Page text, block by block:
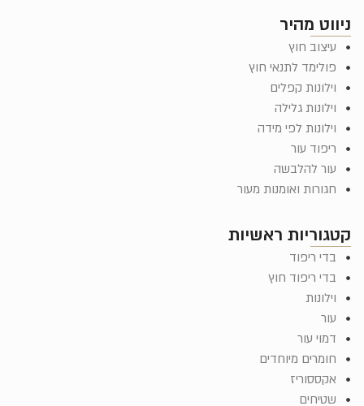
קטגוריות ראשיות
בדי ריפוד
בדי ריפוד חוץ
וילונות
עור
דמוי עור
חומרים מיוחדים
אקססוריז
שטיחים
ניווט מהיר
עיצוב חוץ
פולימד לתנאי חוץ
וילונות קפלים
וילונות גלילה
וילונות לפי מידה
ריפוד עור
עור להלבשה
חגורות ואומנות מעור